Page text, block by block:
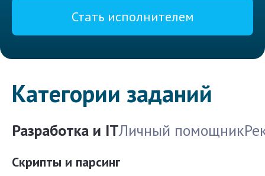
Стать исполнителем
Категории заданий
Разработка и ITЛичный помощник
Скрипты и парсинг